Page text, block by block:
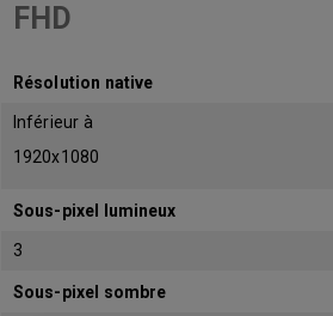
FHD
Résolution native
Inférieur à
1920x1080
Sous-pixel lumineux
3
Sous-pixel sombre